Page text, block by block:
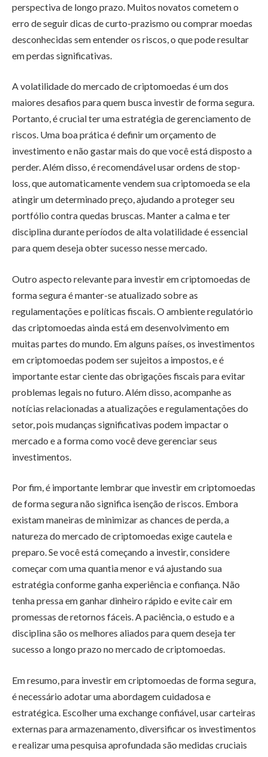
perspectiva de longo prazo. Muitos novatos cometem o
erro de seguir dicas de curto-prazismo ou comprar moedas
desconhecidas sem entender os riscos, o que pode resultar
em perdas significativas.
A volatilidade do mercado de criptomoedas é um dos
maiores desafios para quem busca investir de forma segura.
Portanto, é crucial ter uma estratégia de gerenciamento de
riscos. Uma boa prática é definir um orçamento de
investimento e não gastar mais do que você está disposto a
perder. Além disso, é recomendável usar ordens de stop-
loss, que automaticamente vendem sua criptomoeda se ela
atingir um determinado preço, ajudando a proteger seu
portfólio contra quedas bruscas. Manter a calma e ter
disciplina durante períodos de alta volatilidade é essencial
para quem deseja obter sucesso nesse mercado.
Outro aspecto relevante para investir em criptomoedas de
forma segura é manter-se atualizado sobre as
regulamentações e políticas fiscais. O ambiente regulatório
das criptomoedas ainda está em desenvolvimento em
muitas partes do mundo. Em alguns países, os investimentos
em criptomoedas podem ser sujeitos a impostos, e é
importante estar ciente das obrigações fiscais para evitar
problemas legais no futuro. Além disso, acompanhe as
notícias relacionadas a atualizações e regulamentações do
setor, pois mudanças significativas podem impactar o
mercado e a forma como você deve gerenciar seus
investimentos.
Por fim, é importante lembrar que investir em criptomoedas
de forma segura não significa isenção de riscos. Embora
existam maneiras de minimizar as chances de perda, a
natureza do mercado de criptomoedas exige cautela e
preparo. Se você está começando a investir, considere
começar com uma quantia menor e vá ajustando sua
estratégia conforme ganha experiência e confiança. Não
tenha pressa em ganhar dinheiro rápido e evite cair em
promessas de retornos fáceis. A paciência, o estudo e a
disciplina são os melhores aliados para quem deseja ter
sucesso a longo prazo no mercado de criptomoedas.
Em resumo, para investir em criptomoedas de forma segura,
é necessário adotar uma abordagem cuidadosa e
estratégica. Escolher uma exchange confiável, usar carteiras
externas para armazenamento, diversificar os investimentos
e realizar uma pesquisa aprofundada são medidas cruciais